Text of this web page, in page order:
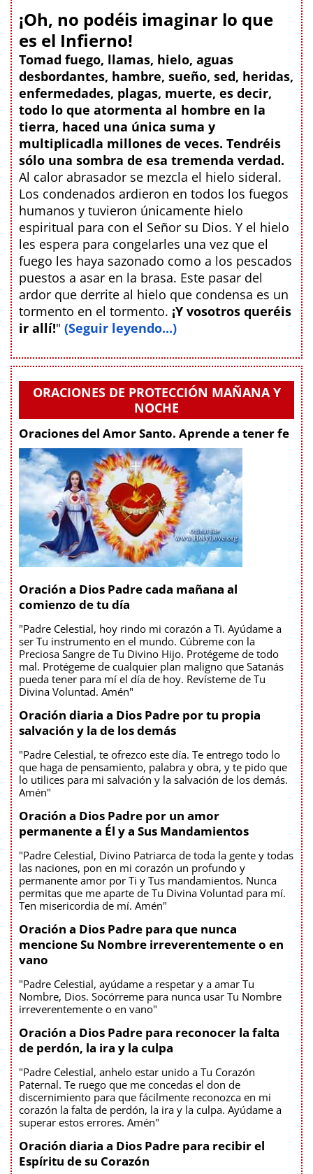
¡Oh, no podéis imaginar lo que
es el Infierno!
Tomad fuego, llamas, hielo, aguas
desbordantes, hambre, sueño, sed, heridas,
enfermedades, plagas, muerte, es decir,
todo lo que atormenta al hombre en la
tierra, haced una única suma y
multiplicadla millones de veces. Tendréis
sólo una sombra de esa tremenda verdad.
Al calor abrasador se mezcla el hielo sideral.
Los condenados ardieron en todos los fuegos
humanos y tuvieron únicamente hielo
espiritual para con el Señor su Dios. Y el hielo
les espera para congelarles una vez que el
fuego les haya sazonado como a los pescados
puestos a asar en la brasa. Este pasar del
ardor que derrite al hielo que condensa es un
tormento en el tormento. ¡Y vosotros queréis
ir allí!" (Seguir leyendo...)
ORACIONES DE PROTECCIÓN MAÑANA Y
NOCHE
Oraciones del Amor Santo. Aprende a tener fe
Oración a Dios Padre cada mañana al
comienzo de tu día
"Padre Celestial, hoy rindo mi corazón a Ti. Ayúdame a
ser Tu instrumento en el mundo. Cúbreme con la
Preciosa Sangre de Tu Divino Hijo. Protégeme de todo
mal. Protégeme de cualquier plan maligno que Satanás
pueda tener para mí el día de hoy. Revísteme de Tu
Divina Voluntad. Amén"
Oración diaria a Dios Padre por tu propia
salvación y la de los demás
"Padre Celestial, te ofrezco este día. Te entrego todo lo
que haga de pensamiento, palabra y obra, y te pido que
lo utilices para mi salvación y la salvación de los demás.
Amén"
Oración a Dios Padre por un amor
permanente a Él y a Sus Mandamientos
"Padre Celestial, Divino Patriarca de toda la gente y todas
las naciones, pon en mi corazón un profundo y
permanente amor por Ti y Tus mandamientos. Nunca
permitas que me aparte de Tu Divina Voluntad para mí.
Ten misericordia de mí. Amén"
Oración a Dios Padre para que nunca
mencione Su Nombre irreverentemente o en
vano
"Padre Celestial, ayúdame a respetar y a amar Tu
Nombre, Dios. Socórreme para nunca usar Tu Nombre
irreverentemente o en vano"
Oración a Dios Padre para reconocer la falta
de perdón, la ira y la culpa
"Padre Celestial, anhelo estar unido a Tu Corazón
Paternal. Te ruego que me concedas el don de
discernimiento para que fácilmente reconozca en mi
corazón la falta de perdón, la ira y la culpa. Ayúdame a
superar estos errores. Amén"
Oración diaria a Dios Padre para recibir el
Espíritu de su Corazón